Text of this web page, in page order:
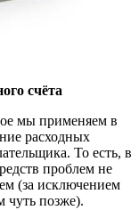
счёта
мы применяем в
расходных
То есть, в
проблем не
(за исключением
чуть позже).